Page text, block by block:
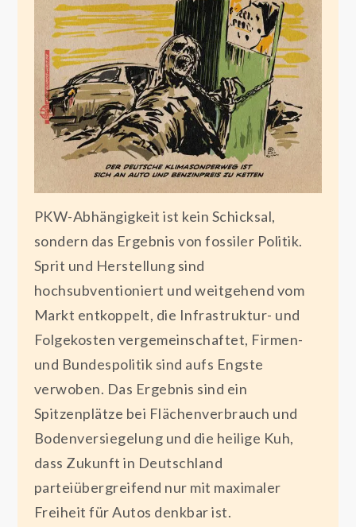
PKW-Abhängigkeit ist kein Schicksal,
sondern das Ergebnis von fossiler Politik.
Sprit und Herstellung sind
hochsubventioniert und weitgehend vom
Markt entkoppelt, die Infrastruktur- und
Folgekosten vergemeinschaftet, Firmen-
und Bundespolitik sind aufs Engste
verwoben. Das Ergebnis sind ein
Spitzenplätze bei Flächenverbrauch und
Bodenversiegelung und die heilige Kuh,
dass Zukunft in Deutschland
parteiübergreifend nur mit maximaler
Freiheit für Autos denkbar ist.